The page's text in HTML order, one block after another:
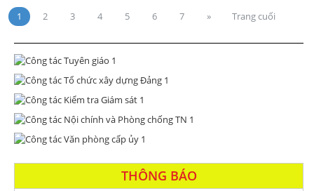
1 2 3 4 5 6 7 » Trang cuối
THÔNG BÁO